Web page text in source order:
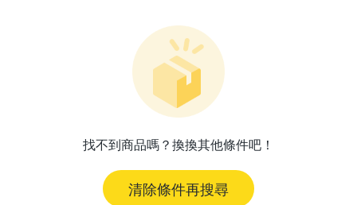
找不到商品嗎？換換其他條件吧！
清除條件再搜尋